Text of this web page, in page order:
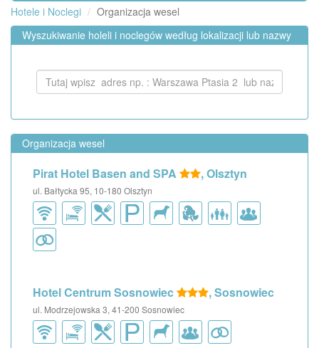
Hotele i Noclegi
Organizacja wesel
Wyszukiwanie holeli i noclegów według lokalizacji lub nazwy
Organizacja wesel
Pirat Hotel Basen and SPA , Olsztyn
ul. Bałtycka 95, 10-180 Olsztyn
Hotel Centrum Sosnowiec , Sosnowiec
ul. Modrzejowska 3, 41-200 Sosnowiec